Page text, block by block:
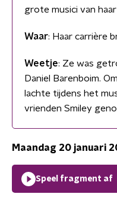
grote musici van
Waar: Haar carrière
Weetje: Ze was
Daniel Barenboim.
lachte tijdens het
vrienden Smiley
Maandag 20 januari
Speel fragment af